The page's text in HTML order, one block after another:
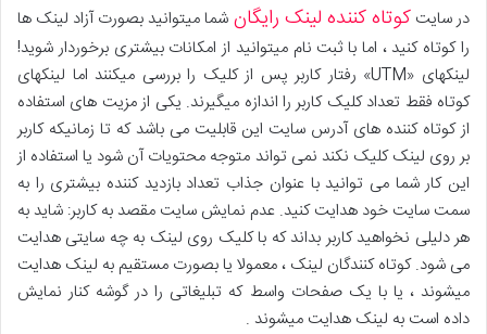
در سایتکوتاه کننده لینک رایگان شما میتوانید بصورت آزاد لینک ها
را کوتاه کنید ، اما با ثبت نام میتوانید از امکانات بیشتری برخوردار شوید!
لینکهای «UTM» رفتار کاربر پس از کلیک را بررسی میکنند اما لینکهای
کوتاه فقط تعداد کلیک کاربر را اندازه میگیرند. یکی از مزیت های استفاده
از کوتاه کننده های آدرس سایت این قابلیت می باشد که تا زمانیکه کاربر
بر روی لینک کلیک نکند نمی تواند متوجه محتویات آن شود یا استفاده از
این کار شما می توانید با عنوان جذاب تعداد بازدید کننده بیشتری را به
سمت سایت خود هدایت کنید. عدم نمایش سایت مقصد به کاربر: شاید به
هر دلیلی نخواهید کاربر بداند که با کلیک روی لینک به چه سایتی هدایت
می شود. کوتاه کنندگان لینک ، معمولا یا بصورت مستقیم به لینک هدایت
میشوند ، یا با یک صفحات واسط که تبلیغاتی را در گوشه کنار نمایش
داده است به لینک هدایت میشوند .